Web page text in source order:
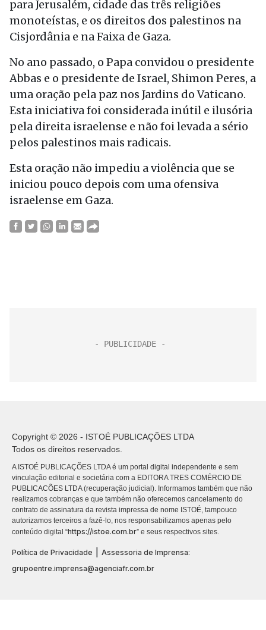
para Jerusalém, cidade das três religiões
monoteístas, e os direitos dos palestinos na
Cisjordânia e na Faixa de Gaza.
No ano passado, o Papa convidou o presidente
Abbas e o presidente de Israel, Shimon Peres, a
uma oração pela paz nos Jardins do Vaticano.
Esta iniciativa foi considerada inútil e ilusória
pela direita israelense e não foi levada a sério
pelos palestinos mais radicais.
Esta oração não impediu a violência que se
iniciou pouco depois com uma ofensiva
israelense em Gaza.
Copyright © 2026 - ISTOÉ PUBLICAÇÕES LTDA
Todos os direitos reservados.
A ISTOÉ PUBLICAÇÕES LTDA é um portal digital independente e sem
vinculação editorial e societária com a EDITORA TRES COMÉRCIO DE
PUBLICACÕES LTDA (recuperação judicial). Informamos também que não
realizamos cobranças e que também não oferecemos cancelamento do
contrato de assinatura da revista impressa de nome ISTOÉ, tampouco
autorizamos terceiros a fazê-lo, nos responsabilizamos apenas pelo
conteúdo digital “https://istoe.com.br” e seus respectivos sites.
Política de Privacidade
Assessoria de Imprensa:
grupoentre.imprensa@agenciafr.com.br